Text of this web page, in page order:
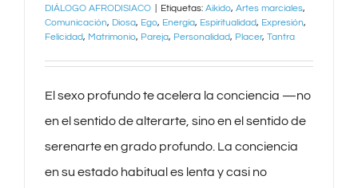
DIÁLOGO AFRODISIACO
Etiquetas: Aikido, Artes marciales,
Comunicación, Diosa, Ego, Energía, Espiritualidad, Expresión,
Felicidad, Matrimonio, Pareja, Personalidad, Placer, Tantra
El sexo profundo te acelera la conciencia —no
en el sentido de alterarte, sino en el sentido de
serenarte en grado profundo. La conciencia
en su estado habitual es lenta y casi no